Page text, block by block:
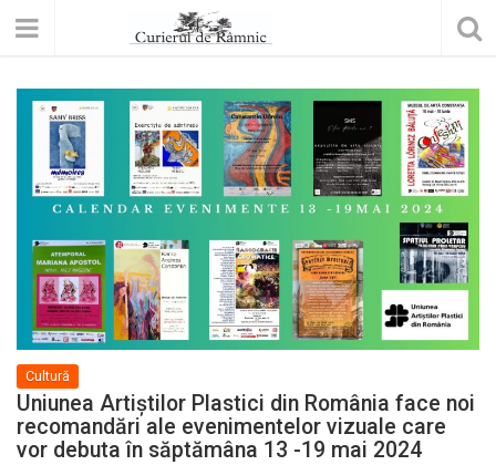
Cultură
Uniunea Artiștilor Plastici din România face noi
recomandări ale evenimentelor vizuale care
vor debuta în săptămâna 13 -19 mai 2024